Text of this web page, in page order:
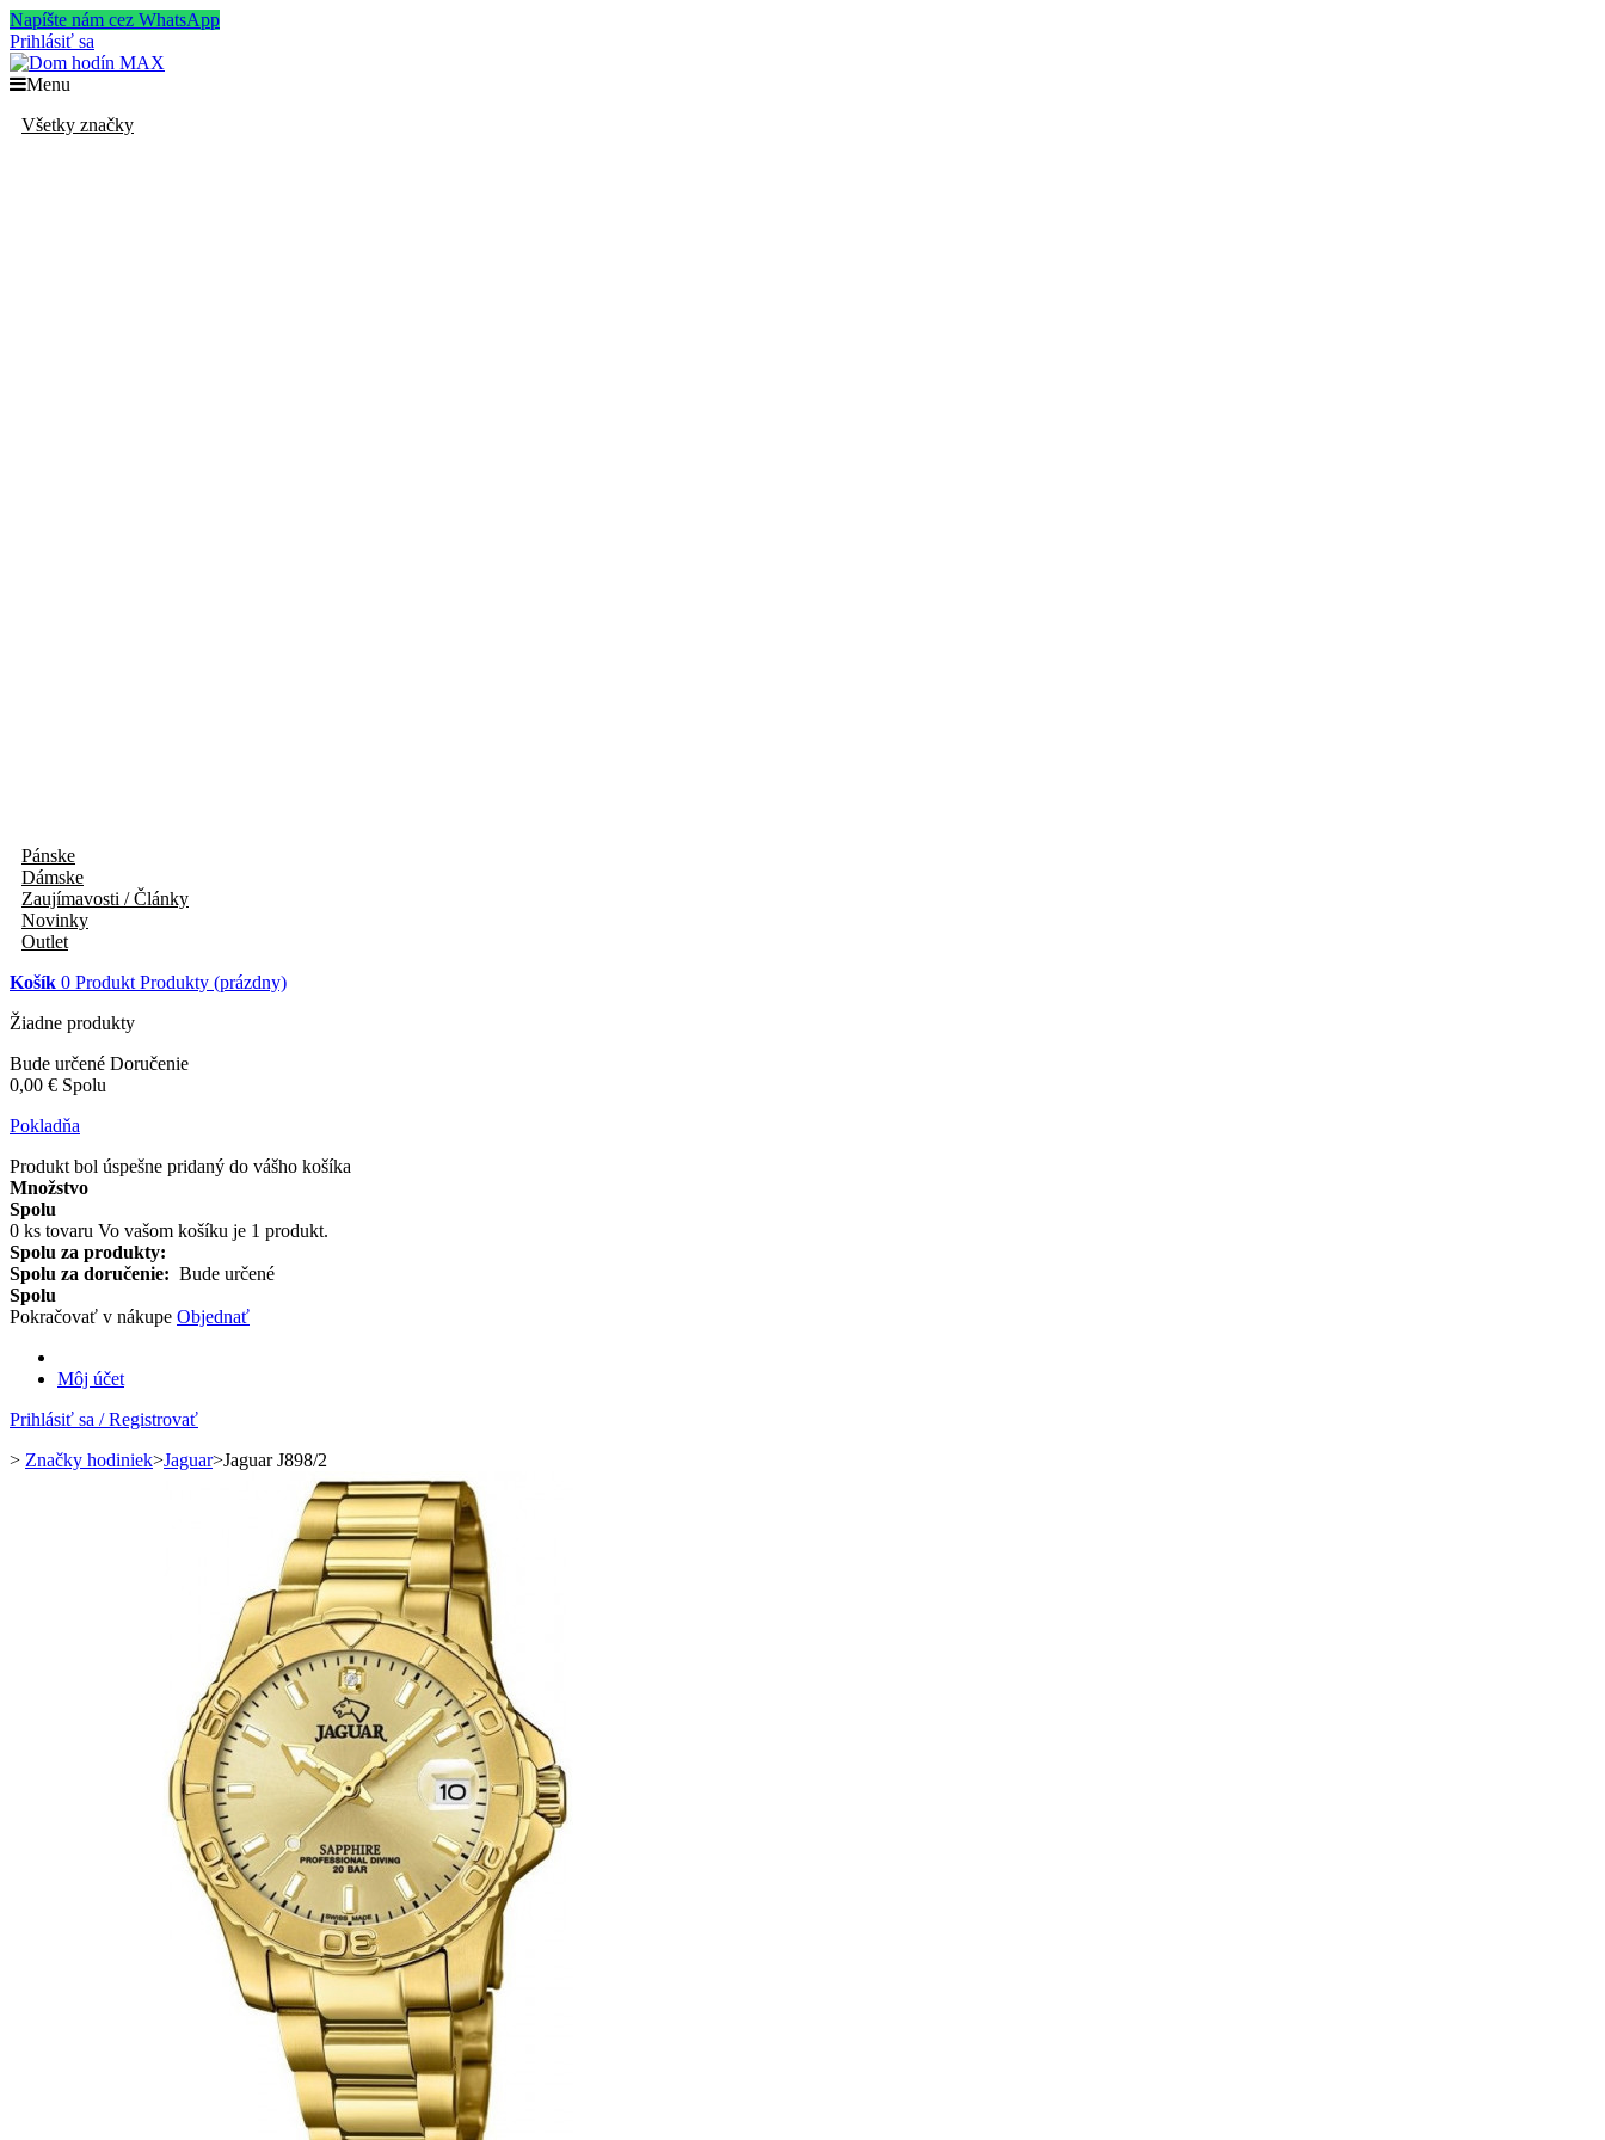
Napíšte nám cez WhatsApp
Prihlásiť sa
Menu
Všetky značky
Pánske
Dámske
Zaujímavosti / Články
Novinky
Outlet
Košík 0 Produkt Produkty (prázdny)
Žiadne produkty
Bude určené Doručenie
0,00 € Spolu
Pokladňa
Produkt bol úspešne pridaný do vášho košíka
Množstvo
Spolu
0 ks tovaru Vo vašom košíku je 1 produkt.
Spolu za produkty:
Spolu za doručenie: Bude určené
Spolu
Pokračovať v nákupe Objednať
Môj účet
Prihlásiť sa / Registrovať
> Značky hodiniek>Jaguar>Jaguar J898/2